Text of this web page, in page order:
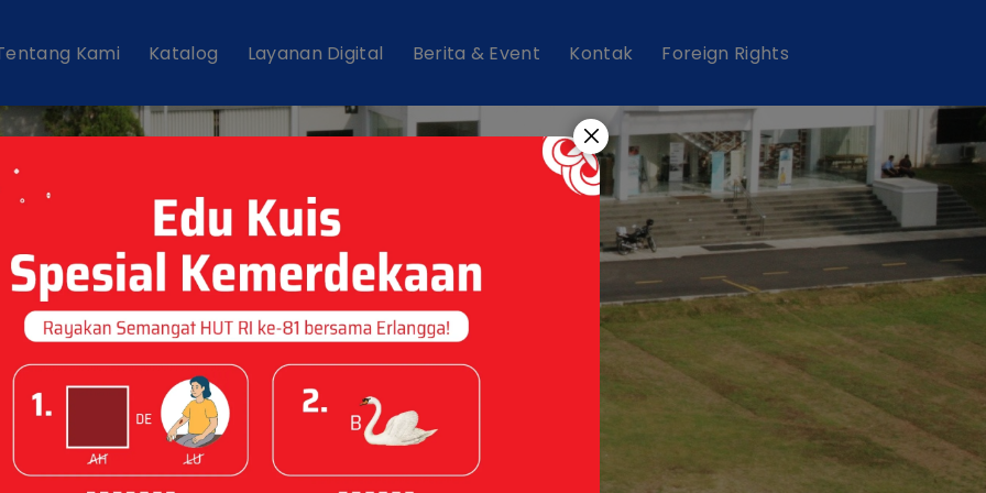
Kami Katalog Layanan Digital Berita & Event Kontak Foreign Rights
Kantor Pusat